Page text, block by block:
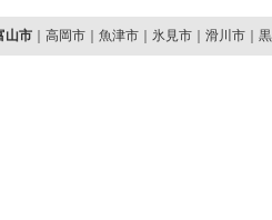
山市 ｜高岡市｜魚津市｜氷見市｜滑川市｜